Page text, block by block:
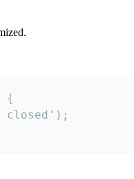
{
closed');